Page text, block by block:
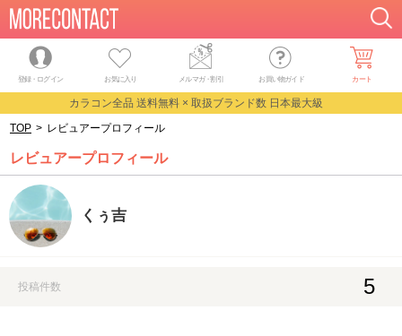
登録・ログイン お気に入り メルマガ・割引 お買い物ガイド カート
カラコン全品 送料無料 × 取扱ブランド数 日本最大級
TOP > レビュアープロフィール
レビュアープロフィール
くぅ吉
投稿件数 5